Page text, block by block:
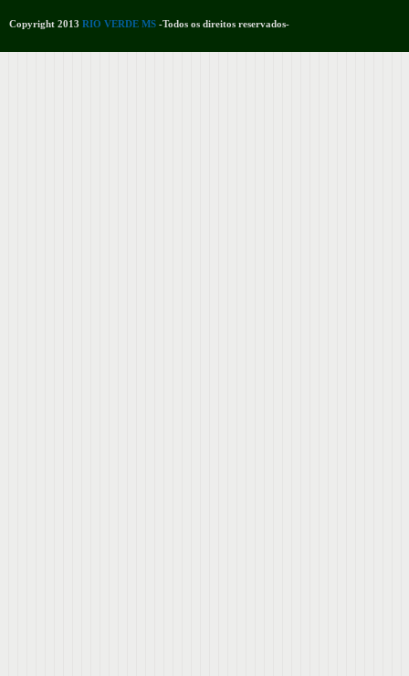
Copyright 2013 RIO VERDE MS -Todos os direitos reservados-